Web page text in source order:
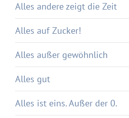
Alles andere zeigt die Zeit
Alles auf Zucker!
Alles außer gewöhnlich
Alles gut
Alles ist eins. Außer der 0.